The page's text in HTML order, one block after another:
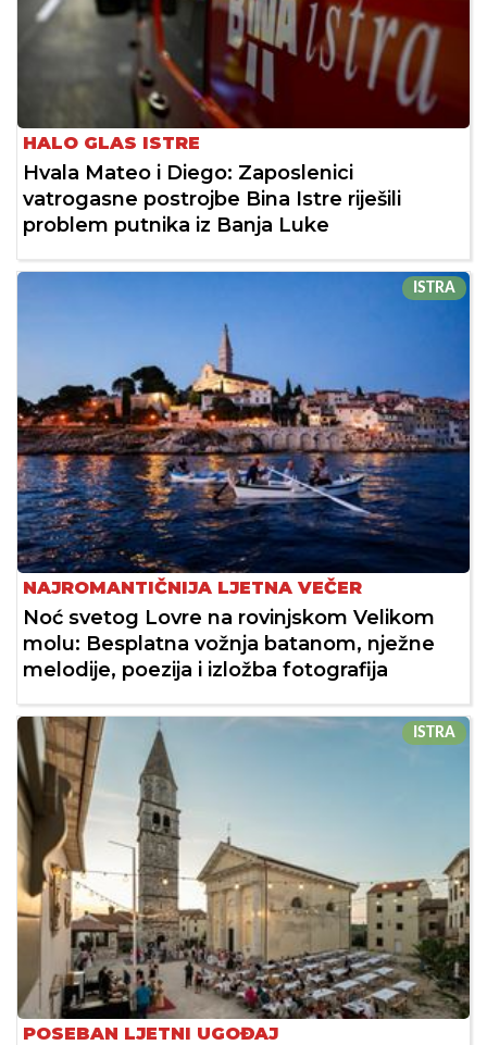
HALO GLAS ISTRE
Hvala Mateo i Diego: Zaposlenici
vatrogasne postrojbe Bina Istre riješili
problem putnika iz Banja Luke
ISTRA
NAJROMANTIČNIJA LJETNA VEČER
Noć svetog Lovre na rovinjskom Velikom
molu: Besplatna vožnja batanom, nježne
melodije, poezija i izložba fotografija
ISTRA
POSEBAN LJETNI UGOĐAJ